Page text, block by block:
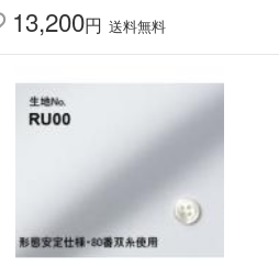
13,200円 送料無料